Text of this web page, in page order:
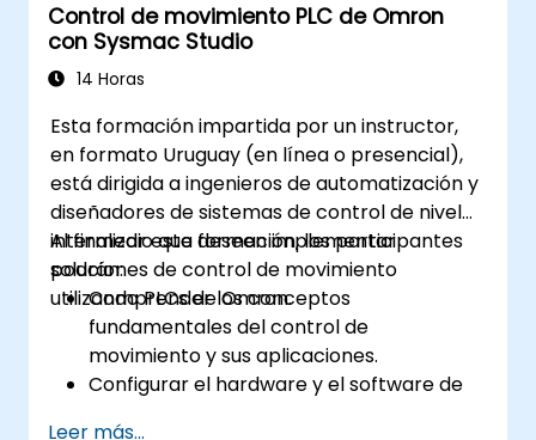
Control de movimiento PLC de Omron
con Sysmac Studio
14 Horas
Esta formación impartida por un instructor,
en formato Uruguay (en línea o presencial),
está dirigida a ingenieros de automatización y
diseñadores de sistemas de control de nivel
intermedio que deseen implementar
soluciones de control de movimiento
utilizando PLCs de Omron.
Al finalizar esta formación, los participantes
podrán:
Comprender los conceptos
fundamentales del control de
movimiento y sus aplicaciones.
Configurar el hardware y el software de
Leer más...